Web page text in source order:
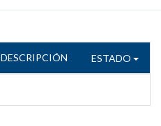
DESCRIPCIÓN ESTADO